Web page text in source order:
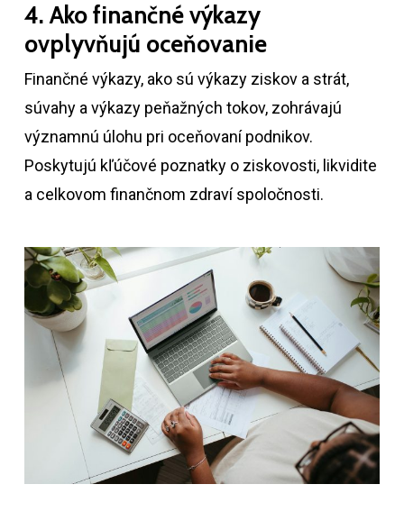
4. Ako finančné výkazy
ovplyvňujú oceňovanie
Finančné výkazy, ako sú výkazy ziskov a strát,
súvahy a výkazy peňažných tokov, zohrávajú
významnú úlohu pri oceňovaní podnikov.
Poskytujú kľúčové poznatky o ziskovosti, likvidite
a celkovom finančnom zdraví spoločnosti.